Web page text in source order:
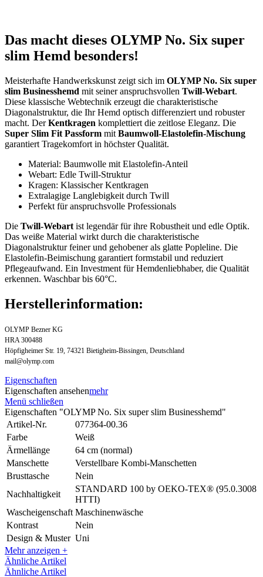
Das macht dieses OLYMP No. Six super
slim Hemd besonders!
Meisterhafte Handwerkskunst zeigt sich im OLYMP No. Six super
slim Businesshemd mit seiner anspruchsvollen Twill-Webart.
Diese klassische Webtechnik erzeugt die charakteristische
Diagonalstruktur, die Ihr Hemd optisch differenziert und robuster
macht. DerKentkragen komplettiert die zeitlose Eleganz. Die
Super Slim Fit Passform mit Baumwoll-Elastolefin-Mischung
garantiert Tragekomfort in höchster Qualität.
Material: Baumwolle mit Elastolefin-Anteil
Webart: Edle Twill-Struktur
Kragen: Klassischer Kentkragen
Extralagige Langlebigkeit durch Twill
Perfekt für anspruchsvolle Professionals
Die Twill-Webart ist legendär für ihre Robustheit und edle Optik.
Das weiße Material wirkt durch die charakteristische
Diagonalstruktur feiner und gehobener als glatte Popleline. Die
Elastolefin-Beimischung garantiert formstabil und reduziert
Pflegeaufwand. Ein Investment für Hemdenliebhaber, die Qualität
erkennen. Waschbar bis 60°C.
Herstellerinformation:
OLYMP Bezner KG
HRA 300488
Höpfigheimer Str. 19, 74321 Bietigheim-Bissingen, Deutschland
mail@olymp.com
Eigenschaften
Eigenschaften ansehenmehr
Menü schließen
Eigenschaften "OLYMP No. Six super slim Businesshemd"
Artikel-Nr.
077364-00.36
Farbe
Weiß
Ärmellänge
64 cm (normal)
Manschette
Verstellbare Kombi-Manschetten
Brusttasche
Nein
Nachhaltigkeit
STANDARD 100 by OEKO-TEX® (95.0.3008
HTTI)
Wascheigenschaft Maschinenwäsche
Kontrast
Nein
Design & Muster Uni
Mehr anzeigen +
Ähnliche Artikel
Ähnliche Artikel